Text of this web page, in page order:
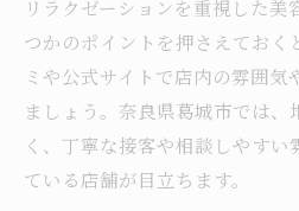
美容室の癒し空間で
美容室でリラクゼー
マッサージ効果を感
美容室で心地よい癒
美容室の癒しの空間演
リラクゼーションを重視した美
つかのポイントを押さえておく
ミや公式サイトで店内の雰囲気
ましょう。奈良県葛城市では
く、丁寧な接客や相談しやす
ている店舗が目立ちます。